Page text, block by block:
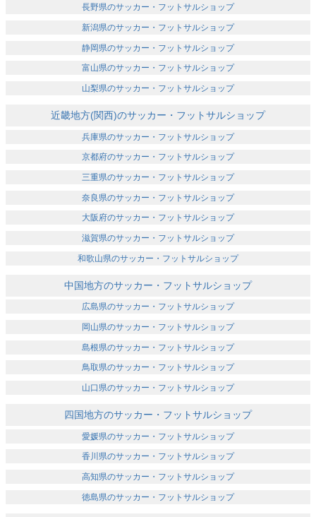
長野県のサッカー・フットサルショップ
新潟県のサッカー・フットサルショップ
静岡県のサッカー・フットサルショップ
富山県のサッカー・フットサルショップ
山梨県のサッカー・フットサルショップ
近畿地方(関西)のサッカー・フットサルショップ
兵庫県のサッカー・フットサルショップ
京都府のサッカー・フットサルショップ
三重県のサッカー・フットサルショップ
奈良県のサッカー・フットサルショップ
大阪府のサッカー・フットサルショップ
滋賀県のサッカー・フットサルショップ
和歌山県のサッカー・フットサルショップ
中国地方のサッカー・フットサルショップ
広島県のサッカー・フットサルショップ
岡山県のサッカー・フットサルショップ
島根県のサッカー・フットサルショップ
鳥取県のサッカー・フットサルショップ
山口県のサッカー・フットサルショップ
四国地方のサッカー・フットサルショップ
愛媛県のサッカー・フットサルショップ
香川県のサッカー・フットサルショップ
高知県のサッカー・フットサルショップ
徳島県のサッカー・フットサルショップ